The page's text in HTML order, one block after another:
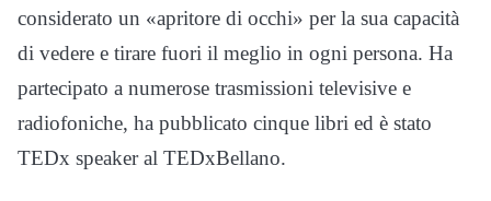
considerato un «apritore di occhi» per la sua capacità
di vedere e tirare fuori il meglio in ogni persona. Ha
partecipato a numerose trasmissioni televisive e
radiofoniche, ha pubblicato cinque libri ed è stato
TEDx speaker al TEDxBellano.